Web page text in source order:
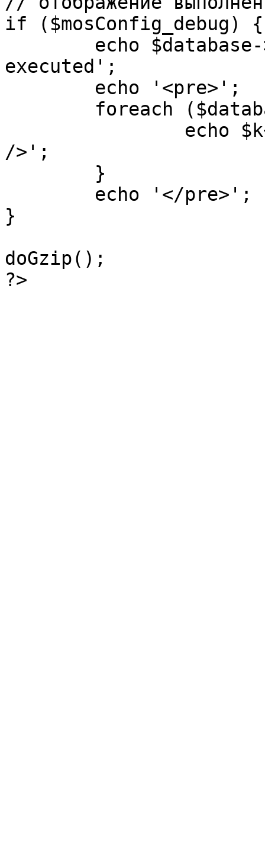
if ($mosConfig_debug) {
executed';
/>';
}
doGzip();
?>